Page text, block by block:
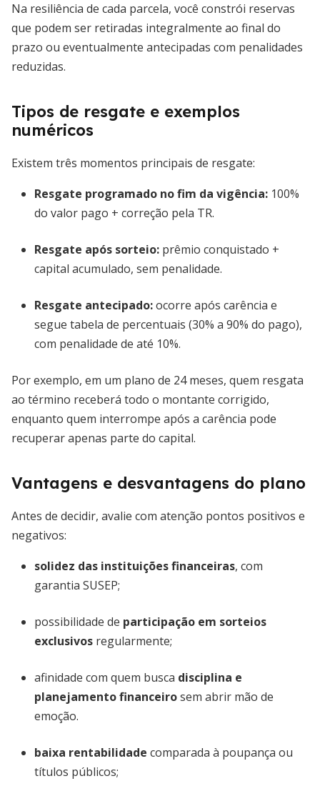
Na resiliência de cada parcela, você constrói reservas
que podem ser retiradas integralmente ao final do
prazo ou eventualmente antecipadas com penalidades
reduzidas.
Tipos de resgate e exemplos
numéricos
Existem três momentos principais de resgate:
Resgate programado no fim da vigência: 100%
do valor pago + correção pela TR.
Resgate após sorteio: prêmio conquistado +
capital acumulado, sem penalidade.
Resgate antecipado:ocorre após carência e
segue tabela de percentuais (30% a 90% do pago),
com penalidade de até 10%.
Por exemplo, em um plano de 24 meses, quem resgata
ao término receberá todo o montante corrigido,
enquanto quem interrompe após a carência pode
recuperar apenas parte do capital.
Vantagens e desvantagens do plano
Antes de decidir, avalie com atenção pontos positivos e
negativos:
solidez das instituições financeiras, com
garantia SUSEP;
possibilidade de participação em sorteios
exclusivos regularmente;
afinidade com quem busca disciplina e
planejamento financeirosem abrir mão de
emoção.
baixa rentabilidade comparada à poupança ou
títulos públicos;